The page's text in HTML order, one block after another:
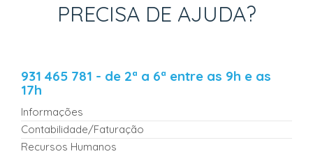
PRECISA DE AJUDA?
931 465 781 - de 2ª a 6ª entre as 9h e as
17h
Informações
Contabilidade/Faturação
Recursos Humanos